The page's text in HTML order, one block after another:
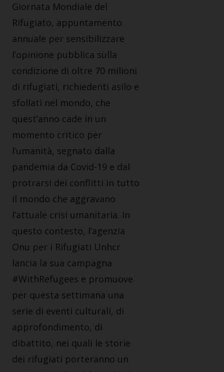
Giornata Mondiale del
Rifugiato, appuntamento
annuale per sensibilizzare
l’opinione pubblica sulla
condizione di oltre 70 milioni
di rifugiati, richiedenti asilo e
sfollati nel mondo, che
quest’anno cade in un
momento critico per
l’umanità, segnato dalla
pandemia da Covid-19 e dal
protrarsi dei conflitti in tutto
il mondo che aggravano
l’attuale crisi umanitaria. In
questo contesto, l’agenzia
Onu per i Rifugiati Unhcr
lancia la sua campagna
#WithRefugees e promuove
per questa settimana una
serie di eventi culturali, di
approfondimento, di
dibattito, nei quali le storie
dei rifugiati porteranno un